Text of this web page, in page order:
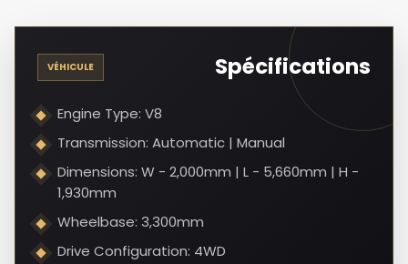
VÉHICULE Spécifications
Engine Type: V8
Transmission: Automatic | Manual
Dimensions: W - 2,000mm | L - 5,660mm | H -
1,930mm
Wheelbase: 3,300mm
Drive Configuration: 4WD